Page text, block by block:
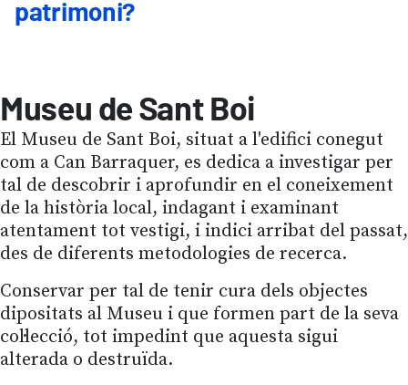
patrimoni?
Museu de Sant Boi
El Museu de Sant Boi, situat a l'edifici conegut
com a Can Barraquer, es dedica a investigar per
tal de descobrir i aprofundir en el coneixement
de la història local, indagant i examinant
atentament tot vestigi, i indici arribat del passat,
des de diferents metodologies de recerca.
Conservar per tal de tenir cura dels objectes
dipositats al Museu i que formen part de la seva
col·lecció, tot impedint que aquesta sigui
alterada o destruïda.